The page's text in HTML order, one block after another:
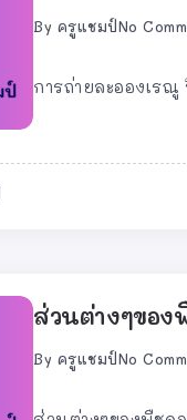
By ครูแชมป์No
การถ่ายละอองเร
ส่วนต่างๆของ
By ครูแชมป์No